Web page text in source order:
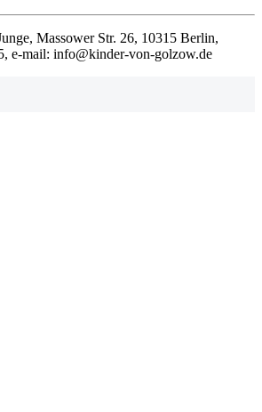
Massower Str. 26, 10315 Berlin,
e-mail: info@kinder-von-golzow.de